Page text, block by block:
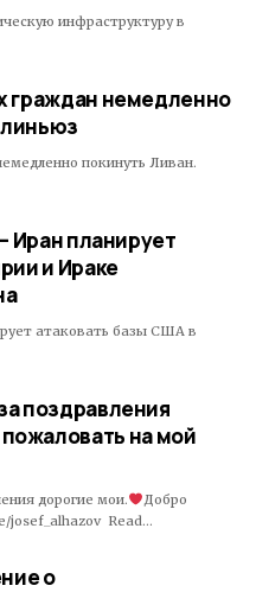
инфраструктуру в
граждан немедленно
покинуть Ливан.
Иран планирует
и Ираке
атаковать базы США в
поздравления
на мой
дорогие мои.
Добро
josef_alhazov Read…
о